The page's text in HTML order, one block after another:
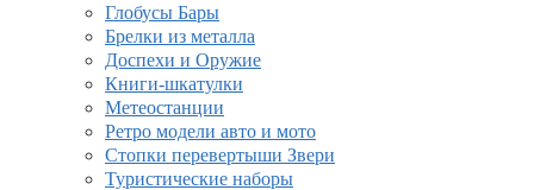
Глобусы Бары
Брелки из металла
Доспехи и Оружие
Книги-шкатулки
Метеостанции
Ретро модели авто и мото
Стопки перевертыши Звери
Туристические наборы